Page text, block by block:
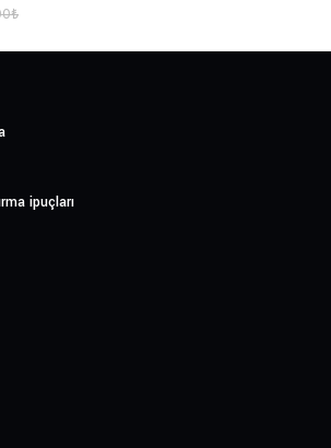
₺
ipuçları